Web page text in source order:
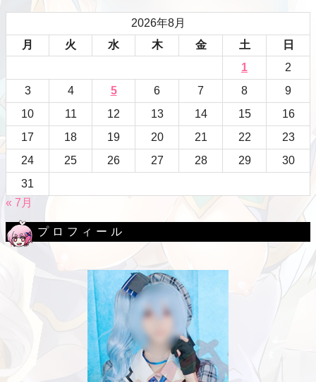
2026年8月
月
火 水 木 金 土
日
1
2
3
4 5 6 7 8
9
10
11 12 13 14 15
16
17
18 19 20 21 22
23
24
25 26 27 28 29
30
31
« 7月
プロフィール